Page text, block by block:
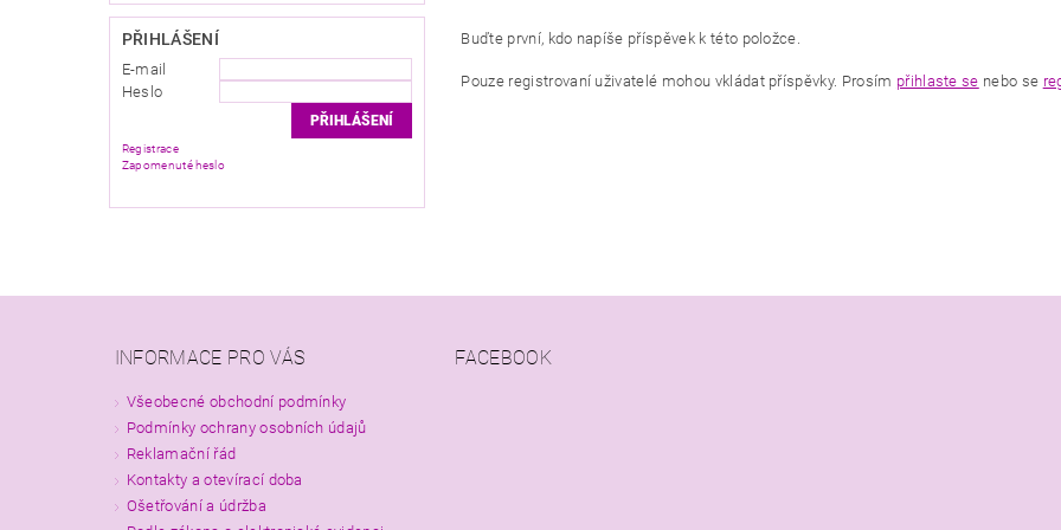
PŘIHLÁŠENÍ
E-mail
Heslo
Registrace
Zapomenuté heslo
Buďte první, kdo napíše příspěvek k této položce.
Pouze registrovaní uživatelé mohou vkládat příspěvky. Prosím přihlaste se nebo se
INFORMACE PRO VÁS
Všeobecné obchodní podmínky
Podmínky ochrany osobních údajů
Reklamační řád
Kontakty a otevírací doba
Ošetřování a údržba
FACEBOOK